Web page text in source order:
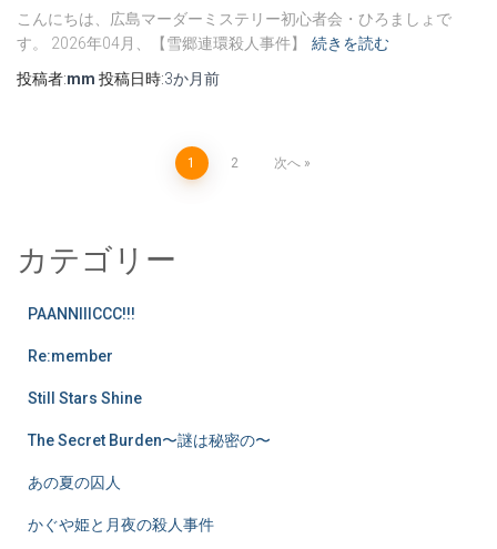
こんにちは、広島マーダーミステリー初心者会・ひろましょで
す。 2026年04月、【雪郷連環殺人事件】
続きを読む
投稿者:mm 投稿日時:3か月前
1 2 次へ
カテゴリー
PAANNIIICCC!!!
Re:member
Still Stars Shine
The Secret Burden〜謎は秘密の〜
あの夏の囚人
かぐや姫と月夜の殺人事件